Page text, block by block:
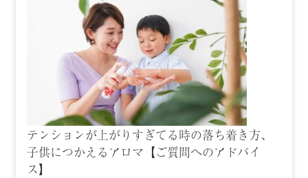
テンションが上がりすぎてる時の落ち着き方、
子供につかえるアロマ【ご質問へのアドバイ
ス】